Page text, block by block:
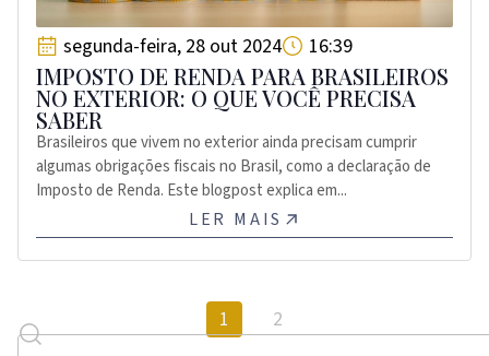
segunda-feira, 28 out 2024 16:39
IMPOSTO DE RENDA PARA BRASILEIROS
NO EXTERIOR: O QUE VOCÊ PRECISA
SABER
Brasileiros que vivem no exterior ainda precisam cumprir
algumas obrigações fiscais no Brasil, como a declaração de
Imposto de Renda. Este blogpost explica em...
LER MAIS
1 2